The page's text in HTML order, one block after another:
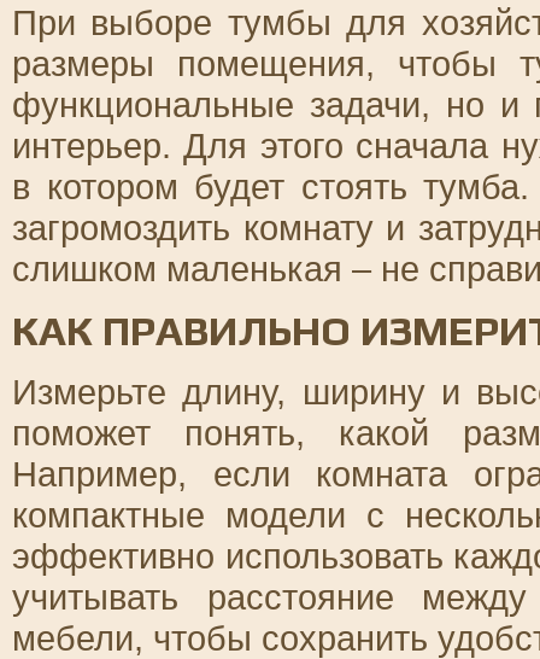
При выборе тумбы для
размеры помещения, чтобы
функциональные задачи, но и
интерьер. Для этого сначала
в котором будет стоять
загромоздить комнату и
слишком маленькая – не
КАК ПРАВИЛЬНО
Измерьте длину, ширину и
поможет понять, какой
Например, если комната
компактные модели с
эффективно использовать
учитывать расстояние
мебели, чтобы сохранить